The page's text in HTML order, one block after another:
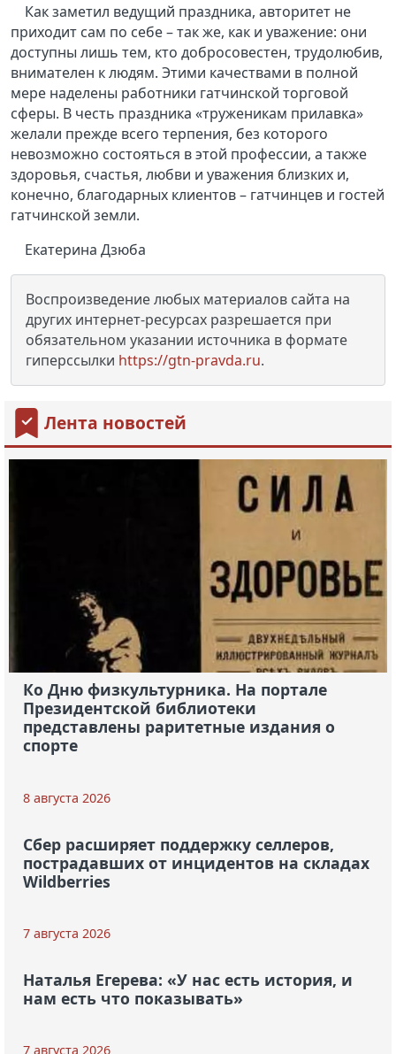
Как заметил ведущий праздника, авторитет не
приходит сам по себе – так же, как и уважение: они
доступны лишь тем, кто добросовестен, трудолюбив,
внимателен к людям. Этими качествами в полной
мере наделены работники гатчинской торговой
сферы. В честь праздника «труженикам прилавка»
желали прежде всего терпения, без которого
невозможно состояться в этой профессии, а также
здоровья, счастья, любви и уважения близких и,
конечно, благодарных клиентов – гатчинцев и гостей
гатчинской земли.
Екатерина Дзюба
Воспроизведение любых материалов сайта на
других интернет-ресурсах разрешается при
обязательном указании источника в формате
гиперссылки https://gtn-pravda.ru.
Лента новостей
Ко Дню физкультурника. На портале
Президентской библиотеки
представлены раритетные издания о
спорте
8 августа 2026
Сбер расширяет поддержку селлеров,
пострадавших от инцидентов на складах
Wildberries
7 августа 2026
Наталья Егерева: «У нас есть история, и
нам есть что показывать»
7 августа 2026